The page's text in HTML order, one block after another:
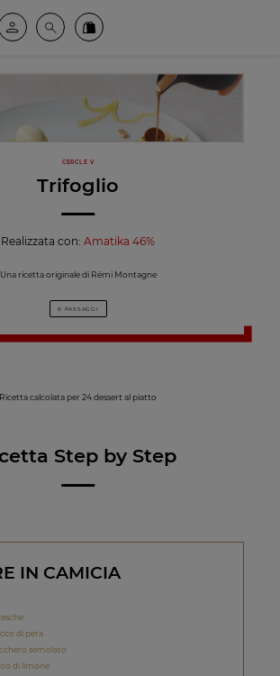
le meilleur du chocolat
Il mio account
Cerca Ordinate i nostri prodotti online
CERCLE V
Trifoglio
Realizzata con:Amatika 46%
Una ricetta originale di Rémi Montagne
9 PASSAGGI
Ricetta calcolata per 24 dessert al piatto
Step by Step
IN CAMICIA
di pera
semolato
di limone